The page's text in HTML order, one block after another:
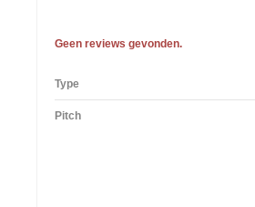
Geen reviews gevonden.
Type
Pitch